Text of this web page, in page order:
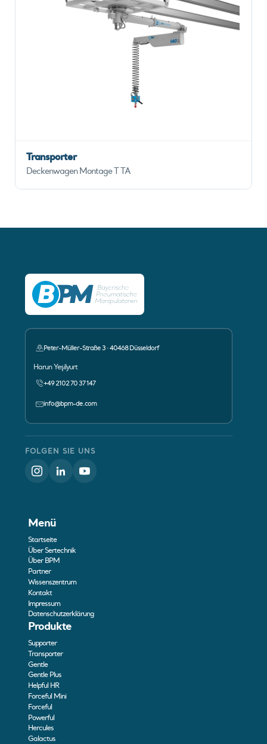
Transporter
Deckenwagen Montage T TA
Peter-Müller-Straße 3 · 40468 Düsseldorf
Ansprechpartner:
Harun Yeşilyurt
+49 2102 70 37 147
info@bpm-de.com
FOLGEN SIE UNS
Menü
Startseite
Über Sertechnik
Über BPM
Partner
Wissenszentrum
Kontakt
Impressum
Datenschutzerklärung
Produkte
Supporter
Transporter
Gentle
Gentle Plus
Helpful HR
Forceful Mini
Forceful
Powerful
Hercules
Galactus